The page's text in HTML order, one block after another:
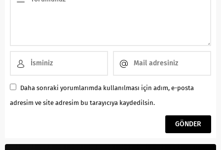
Daha sonraki yorumlarımda kullanılması için adım, e-posta
adresim ve site adresim bu tarayıcıya kaydedilsin.